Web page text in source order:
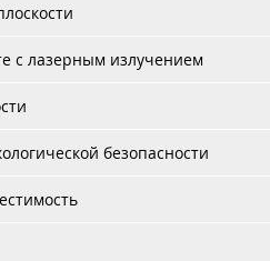
с лазерным излучением
безопасности